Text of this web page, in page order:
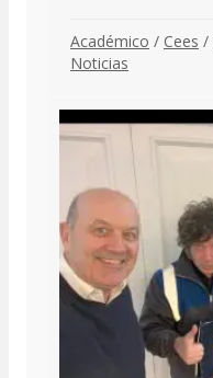
Académico / Cees /
Noticias